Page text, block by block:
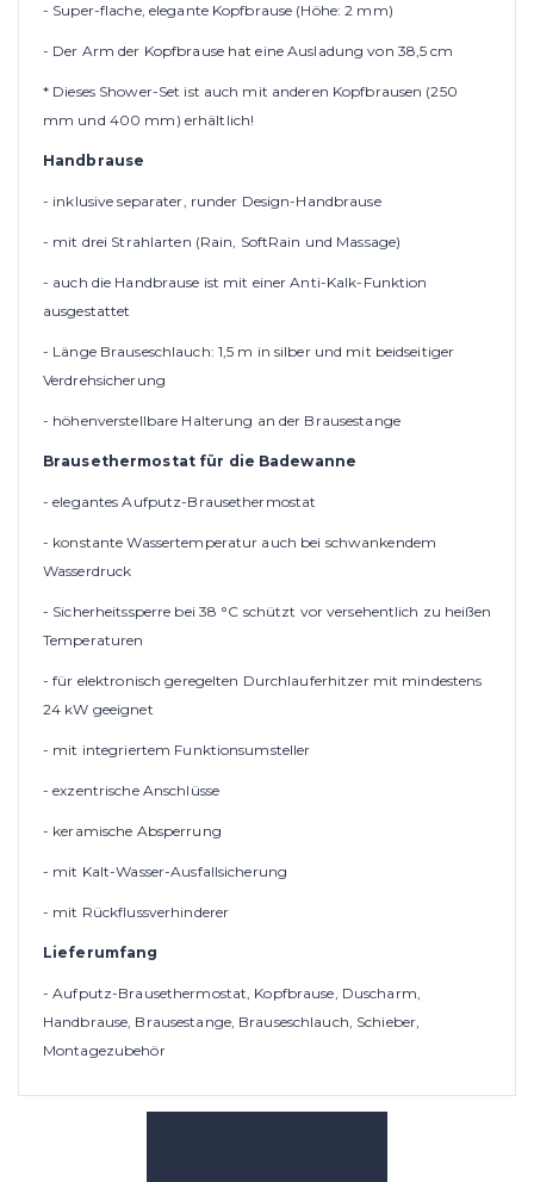
- Super-flache, elegante Kopfbrause (Höhe: 2 mm)
- Der Arm der Kopfbrause hat eine Ausladung von 38,5 cm
* Dieses Shower-Set ist auch mit anderen Kopfbrausen (250
mm und 400 mm) erhältlich!
Handbrause
- inklusive separater, runder Design-Handbrause
- mit drei Strahlarten (Rain, SoftRain und Massage)
- auch die Handbrause ist mit einer Anti-Kalk-Funktion
ausgestattet
- Länge Brauseschlauch: 1,5 m in silber und mit beidseitiger
Verdrehsicherung
- höhenverstellbare Halterung an der Brausestange
Brausethermostat für die Badewanne
- elegantes Aufputz-Brausethermostat
- konstante Wassertemperatur auch bei schwankendem
Wasserdruck
- Sicherheitssperre bei 38 °C schützt vor versehentlich zu heißen
Temperaturen
- für elektronisch geregelten Durchlauferhitzer mit mindestens
24 kW geeignet
- mit integriertem Funktionsumsteller
- exzentrische Anschlüsse
- keramische Absperrung
- mit Kalt-Wasser-Ausfallsicherung
- mit Rückflussverhinderer
Lieferumfang
- Aufputz-Brausethermostat, Kopfbrause, Duscharm,
Handbrause, Brausestange, Brauseschlauch, Schieber,
Montagezubehör